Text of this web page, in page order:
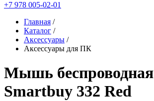
+7 978 005-02-01
Главная /
Каталог /
Аксессуары /
Аксессуары для ПК
Мышь беспроводная
Smartbuy 332 Red